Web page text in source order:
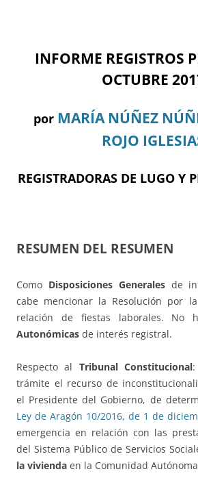
INFORME REGISTROS
OCTUBRE
por MARÍA NÚÑEZ
ROJO
REGISTRADORAS DE LUGO Y
RESUMEN DEL RESUMEN
Como Disposiciones Generalesde
cabe mencionar la Resolución por
relación de fiestas laborales. No
Autonómicas de interés registral.
Respecto al Tribunal Constitucional
trámite el recurso de
el Presidente del Gobierno, de
Ley de Aragón 10/2016, de 1 de
emergencia en relación con las
del Sistema Público de Servicios
la vivienda en la Comunidad